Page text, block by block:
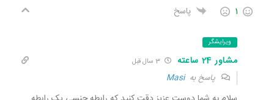
1 پاسخ
ویرایشگر
مشاور 24 ساعته 3 سال قبل
پاسخ بهMasi